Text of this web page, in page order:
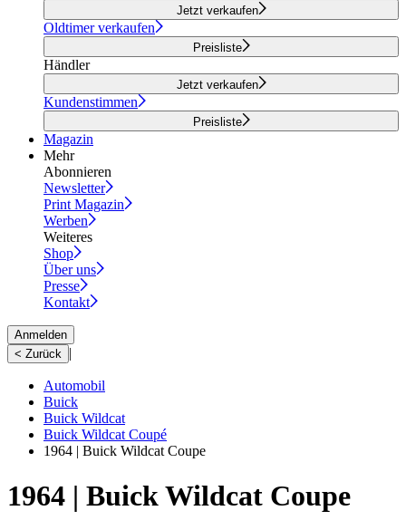
Jetzt verkaufen
Oldtimer verkaufen
Preisliste
Händler
Jetzt verkaufen
Kundenstimmen
Preisliste
Magazin
Mehr
Abonnieren
Newsletter
Print Magazin
Werben
Weiteres
Shop
Über uns
Presse
Kontakt
Anmelden
< Zurück |
Automobil
Buick
Buick Wildcat
Buick Wildcat Coupé
1964 | Buick Wildcat Coupe
1964 | Buick Wildcat Coupe